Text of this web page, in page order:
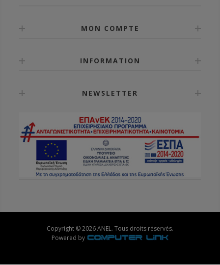
MON COMPTE
INFORMATION
NEWSLETTER
Copyright © 2026 ANEL. Tous droits réservés.
Powered by